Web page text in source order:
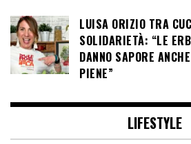
LUISA ORIZIO TRA
SOLIDARIETÀ: “LE
DANNO SAPORE
PIENE”
LIFESTYLE